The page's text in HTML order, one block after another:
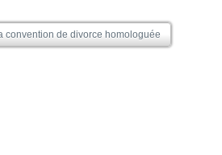
convention de divorce homologuée